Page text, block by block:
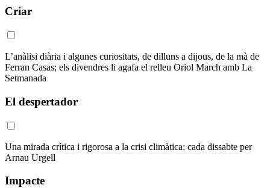
Criar
L’anàlisi diària i algunes curiositats, de dilluns a dijous, de la mà de
Ferran Casas; els divendres li agafa el relleu Oriol March amb La
Setmanada
El despertador
Una mirada crítica i rigorosa a la crisi climàtica: cada dissabte per
Arnau Urgell
Impacte